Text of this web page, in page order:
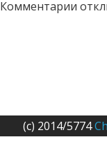
Комментарии
(c) 2014/5774